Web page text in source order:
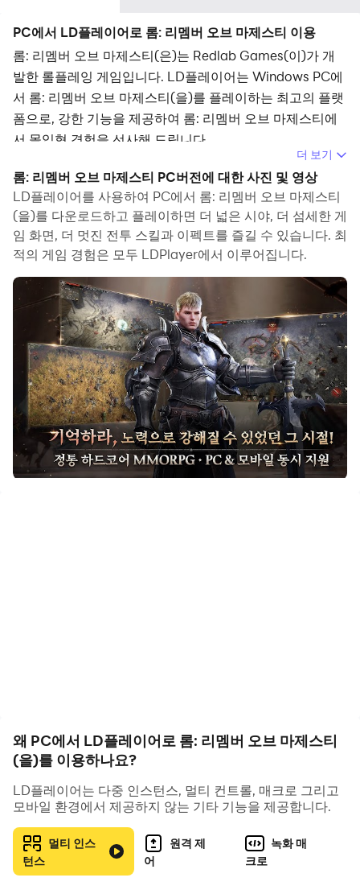
PC에서 LD플레이어로 롬: 리멤버 오브 마제스티 이용
롬: 리멤버 오브 마제스티(은)는 Redlab Games(이)가 개
발한 롤플레잉 게임입니다. LD플레이어는 Windows PC에
서 롬: 리멤버 오브 마제스티(을)를 플레이하는 최고의 플랫
폼으로, 강한 기능을 제공하여 롬: 리멤버 오브 마제스티에
서 몰입형 경험을 선사해 드립니다.
컴퓨터에서 롬: 리멤버 오브 마제스티(을)를 플레이할 때 장
시간 게임을 즐길 수 있습니다. 녹화 매크로를 사용하여 반
복되는 동작과 작업을 자동으로 실행할 수 있습니다. 이를
통해 더 빠르게 레벨업하고 파밍을 효율적으로 진행할 수 있
습니다.
또한 자주 사용하는 여러 개의 명령어를 묶어서 하나의 키
입력 동작으로 작업을 단순화하거나 자동화할 수 있습니다.
한 번의 클릭으로 연타하거나 게임에서 반복적인 작업이 필
요한 경우 매크로 기능이 매우 유용합니다.
여러 계정을 육성하려면 다중 실행 및 멀티 컨트롤도 도움이
됩니다. 주 계정을 플레이하면서 부 계정을 실행하여 성장과
레벨업을 동시에 진행할 수 있습니다. 지금 컴퓨터에서 롬:
리멤버 오브 마제스티를 다운로드하고 플레이를 하세요!
WORLD WIDE WAR!
■ 쟁취하라, 승리한 자만이 누리는 부와 명예, 그리고 권력!
■ 만끽하라, 극한의 자유 경제 시스템
개인거래 / 봉인시스템 / 서버 및 월드 거래소
■ 음미하라, 칼데라스 대륙의 대서사시!
더 보기
롬: 리멤버 오브 마제스티 PC버전에 대한 사진 및 영상
LD플레이어를 사용하여 PC에서 롬: 리멤버 오브 마제스티
(을)를 다운로드하고 플레이하면 더 넓은 시야, 더 섬세한 게
임 화면, 더 멋진 전투 스킬과 이펙트를 즐길 수 있습니다. 최
적의 게임 경험은 모두 LDPlayer에서 이루어집니다.
왜 PC에서 LD플레이어로 롬: 리멤버 오브 마제스티
(을)를 이용하나요?
LD플레이어는 다중 인스턴스, 멀티 컨트롤, 매크로 그리고
모바일 환경에서 제공하지 않는 기타 기능을 제공합니다.
멀티 인스
턴스
원격 제
어
녹화 매
크로